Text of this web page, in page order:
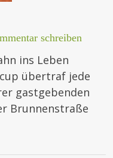
schreiben
ins Leben
übertraf jede
gastgebenden
Brunnenstraße